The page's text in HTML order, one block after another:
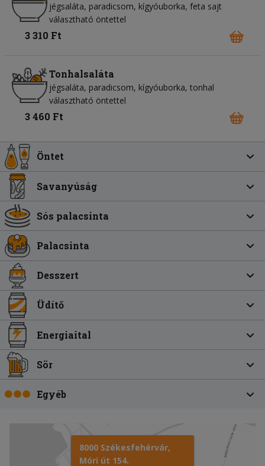
jégsaláta paradicsom kígyóuborka feta sajt
választható öntettel
3 310 Ft
Tonhalsaláta
jégsaláta paradicsom kígyóuborka tonhal
választható öntettel
3 460 Ft
Öntet
Savanyúság
Sós palacsinta
Palacsinta
Desszert
Üdítő
Energiaital
Sör
Egyéb
8000 Székesfehérvár,
Móri út 154.